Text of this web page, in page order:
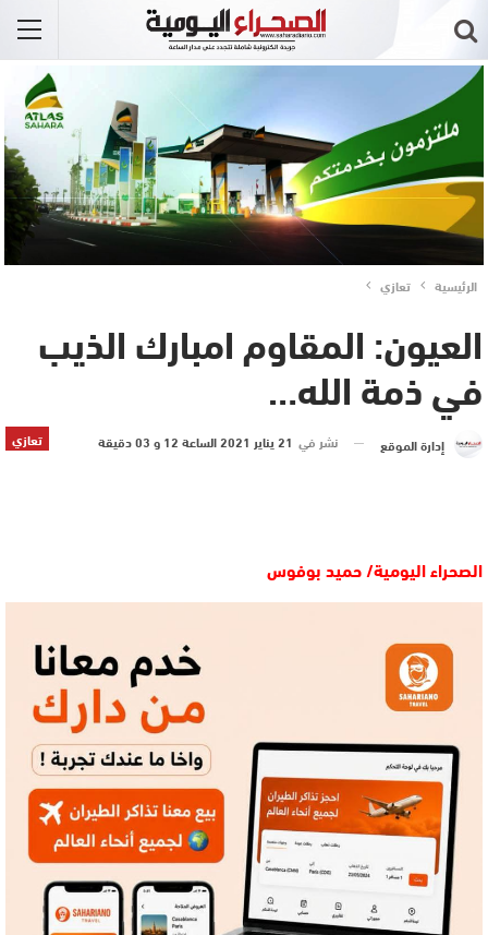
الرئيسية تعازي
العيون: المقاوم امبارك الذيب
في ذمة الله…
تعازي إدارة الموقع نشر في 21 يناير 2021 الساعة 12 و 03 دقيقة
الصحراء اليومية/ حميد بوفوس